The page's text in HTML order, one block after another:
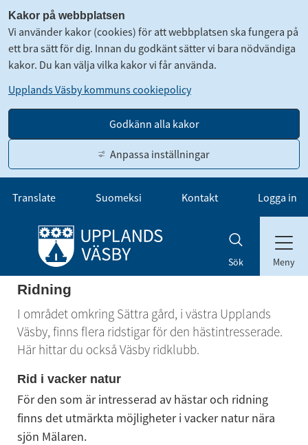
Kakor på webbplatsen
Vi använder kakor (cookies) för att webbplatsen ska fungera på
ett bra sätt för dig. Innan du godkänt sätter vi bara nödvändiga
kakor. Du kan välja vilka kakor vi får använda.
Upplands Väsby kommuns cookiepolicy
Godkänn alla kakor
Anpassa inställningar
Gå till innehåll
Translate Suomeksi Kontakt Logga in
Sök Meny
Ridning
I området omkring Sättra gård, i västra Upplands
Väsby, finns flera ridstigar för den hästintresserade.
Här hittar du också Väsby ridklubb.
Rid i vacker natur
För den som är intresserad av hästar och ridning
finns det utmärkta möjligheter i vacker natur nära
sjön Mälaren.